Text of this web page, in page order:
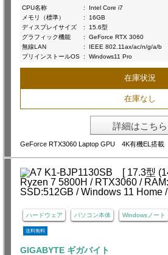
CPU名称
:
Intel Core i7
メモリ（標準）
:
16GB
ディスプレイサイズ
:
15.6型
グラフィック機能
:
GeForce RTX 3060
無線LAN
:
IEEE 802.11ax/ac/n/g/a/b
プリインストールOS : Windows11 Pro
在庫状況
在庫なし
詳細はこちら
GeForce RTX3060 Laptop GPU 4K有機EL搭
ハードウェア パソコン本体 Windowsノート
送料無料
GIGABYTE ギガバイト